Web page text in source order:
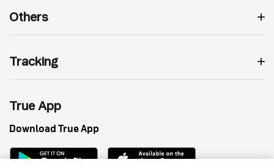
Others
Tracking
True App
Download True App